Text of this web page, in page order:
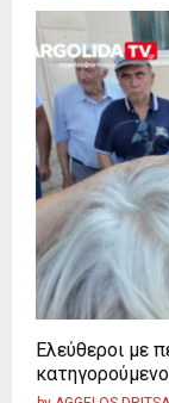
Ελεύθεροι με